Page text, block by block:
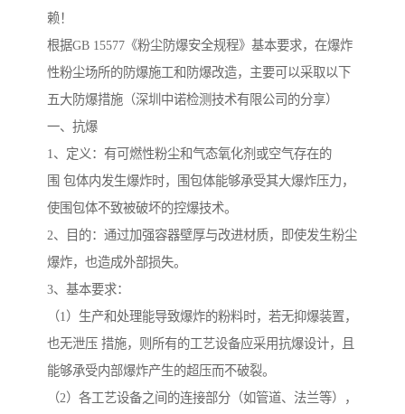
赖！
根据GB 15577《粉尘防爆安全规程》基本要求，在爆炸
性粉尘场所的防爆施工和防爆改造，主要可以采取以下
五大防爆措施（深圳中诺检测技术有限公司的分享）
一、抗爆
1、定义：有可燃性粉尘和气态氧化剂或空气存在的
围 包体内发生爆炸时，围包体能够承受其大爆炸压力，
使围包体不致被破坏的控爆技术。
2、目的：通过加强容器壁厚与改进材质，即使发生粉尘
爆炸，也造成外部损失。
3、基本要求：
（1）生产和处理能导致爆炸的粉料时，若无抑爆装置，
也无泄压 措施，则所有的工艺设备应采用抗爆设计，且
能够承受内部爆炸产生的超压而不破裂。
（2）各工艺设备之间的连接部分（如管道、法兰等），